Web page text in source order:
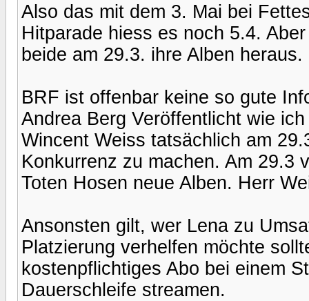
Also das mit dem 3. Mai bei
Hitparade hiess es noch 5.4.
beide am 29.3. ihre Alben heraus.
BRF ist offenbar keine so gute
Andrea Berg Veröffentlicht wie
Wincent Weiss tatsächlich am
Konkurrenz zu machen. Am 29.3
Toten Hosen neue Alben. Herr
Ansonsten gilt, wer Lena zu
Platzierung verhelfen möchte
kostenpflichtiges Abo bei einem
Dauerschleife streamen.